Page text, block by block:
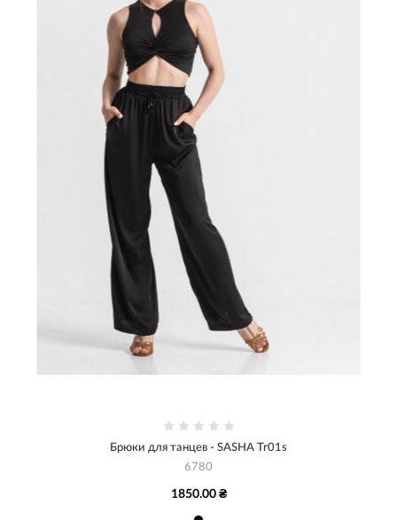
Брюки для танцев - SASHA Tr01s
6780
1850.00 ₴